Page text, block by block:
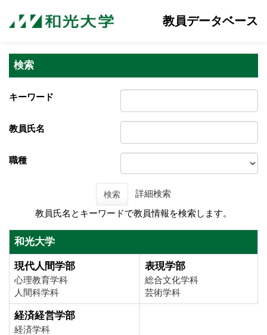
教員データベース
検索
キーワード
教員氏名
職種
検索
詳細検索
教員氏名とキーワードで教員情報を検索します。
和光大学
現代人間学部
心理教育学科
人間科学科
表現学部
総合文化学科
芸術学科
経済経営学部
経済学科